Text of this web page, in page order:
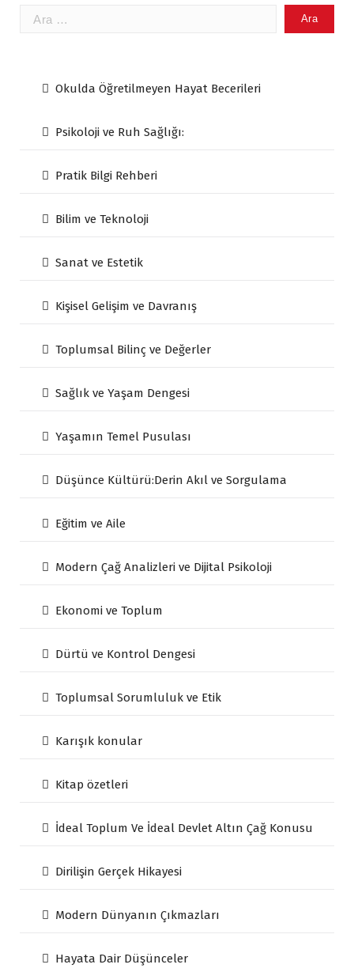
Arama:
Okulda Öğretilmeyen Hayat Becerileri
Psikoloji ve Ruh Sağlığı:
Pratik Bilgi Rehberi
Bilim ve Teknoloji
Sanat ve Estetik
Kişisel Gelişim ve Davranış
Toplumsal Bilinç ve Değerler
Sağlık ve Yaşam Dengesi
Yaşamın Temel Pusulası
Düşünce Kültürü:Derin Akıl ve Sorgulama
Eğitim ve Aile
Modern Çağ Analizleri ve Dijital Psikoloji
Ekonomi ve Toplum
Dürtü ve Kontrol Dengesi
Toplumsal Sorumluluk ve Etik
Karışık konular
Kitap özetleri
İdeal Toplum Ve İdeal Devlet Altın Çağ Konusu
Dirilişin Gerçek Hikayesi
Modern Dünyanın Çıkmazları
Hayata Dair Düşünceler